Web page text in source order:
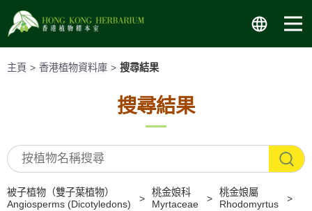
內
主頁 香港植物資料庫 搜尋結果
搜尋結果
被子植物（雙子葉植物）
Angiosperms (Dicotyledons)
桃金娘科
Myrtaceae
桃金娘屬
Rhodomyrtus